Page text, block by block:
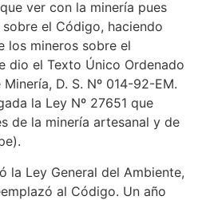
ver con la minería pues
el Código, haciendo
los mineros sobre el
dio el Texto Único Ordenado
D. S. Nº 014-92-EM.
la Ley Nº 27651 que
de la minería artesanal y de
la Ley General del Ambiente,
al Código. Un año